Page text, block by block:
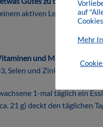
aktiven Lebensstil und
und Mineralstoffen,
Selen und Zink tragen zu
1-mal täglich ein
21 g) deckt den täglichen
auf
Mehr